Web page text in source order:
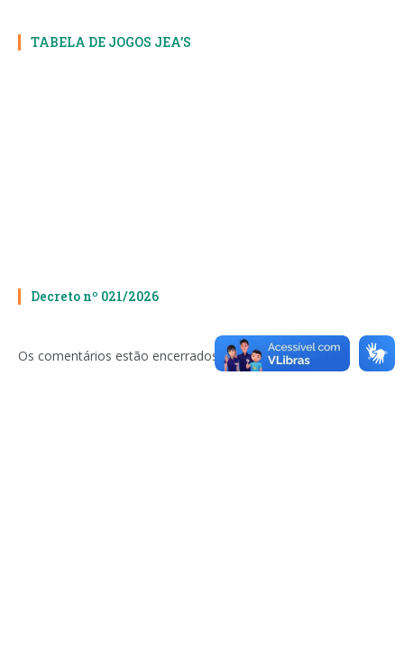
TABELA DE JOGOS JEA’S
Decreto nº 021/2026
Os comentários estão encerrados.